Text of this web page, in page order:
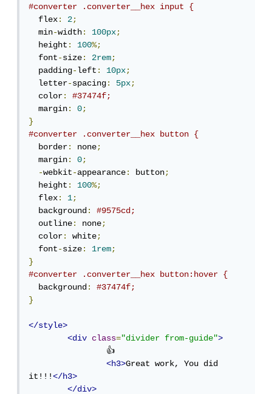
#converter .converter__hex input {
  flex
: 2;
  min
-width: 100px;
  height
: 100%;
  font
-size: 2rem;
  padding
-left: 10px;
  letter
-spacing: 5px;
  color
:
#37474f;
  margin
: 0;
}
#converter .converter__hex button {
  border
: none;
  margin
: 0;
-webkit-appearance: button;
  height
: 100%;
  flex
: 1;
  background
:
#9575cd;
  outline
: none;
  color
: white;
  font
-size: 1rem;
}
#converter .converter__hex button:hover {
  background
:
#37474f;
}
</style>
<div
class="divider from-guide">
		👍
<h3>Great work, You did
it!!!</h3>
</div>